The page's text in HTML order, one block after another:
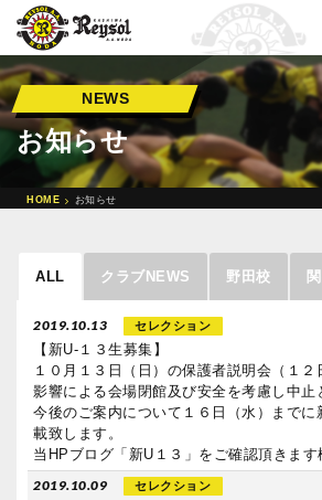
柏レイソル公認サ
NEWS
お知らせ
HOME お知らせ
ALL クラブNEWS 野田校
2019.10.13 セレクション
【新U-１３生募集】
１０月１３日（日）の保護者説明会（１
影響による会場閉館及び安全を考慮し中止
今後のご案内について１６日（水）までに
載致します。
当HPブログ「新U１３」をご確認頂きます
2019.10.09
セレクション